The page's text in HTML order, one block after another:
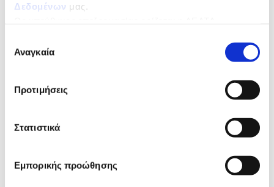
Δεδομένων μας.
συγκατάθεσης
Αναγκαία
Προτιμήσεις
Στατιστικά
Εμπορικής προώθησης
ΔΙΑΤΡΟΦΙΚΗ ΔΗΛΩΣΗ
Ενέργεια
310KJ/74Kcal
Kορεσµένα
1,3g
Σάκχαρα
3,8g
Πρωτεΐνες
9,4g
0,13g